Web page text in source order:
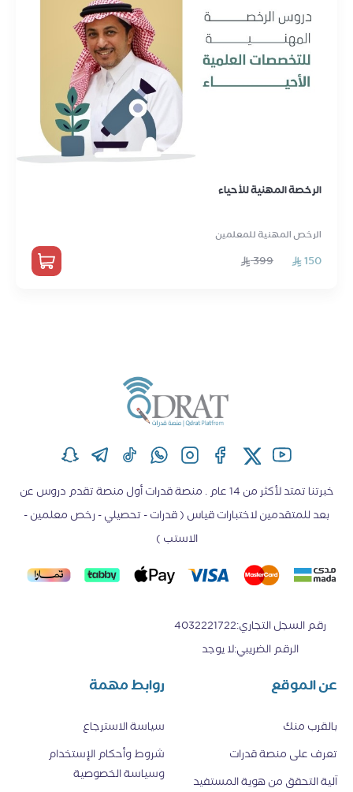
الرخصة المهنية للأحياء
الرخص المهنية للمعلمين
150
399
خبرتنا تمتد لأكثر من 14 عام . منصة قدرات أول منصة تقدم دروس عن
بعد للمتقدمين لاختبارات قياس ( قدرات - تحصيلي - رخص معلمين -
الاستب )
رقم السجل التجاري:
4032221722
الرقم الضريبي:لا يوجد
عن الموقع
بالقرب منك
تعرف على منصة قدرات
اَلية التحقق من هوية المستفيد
روابط مهمة
سياسة الاسترجاع
شروط وأحكام الإستخدام
وسياسة الخصوصية